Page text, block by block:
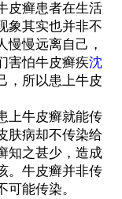
癣患者在生活
象其实也并非不
慢慢远离自己，
害怕牛皮癣疾沈
，所以患上牛皮
牛皮癣就能传
肤病却不传染给
知之甚少，造成
。牛皮癣并非传
能传染。